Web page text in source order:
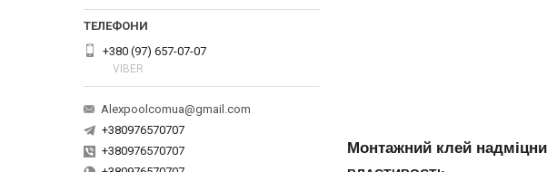
Монтажний клей
+380 (97) 657-07-07
VIBER
Alexpoolcomua@gmail.com
+380976570707
+380976570707